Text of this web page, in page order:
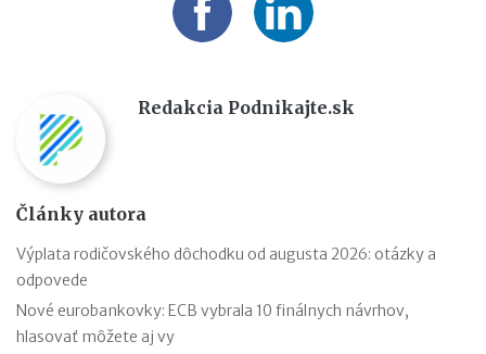
Redakcia Podnikajte.sk
Články autora
Výplata rodičovského dôchodku od augusta 2026: otázky a
odpovede
Nové eurobankovky: ECB vybrala 10 finálnych návrhov,
hlasovať môžete aj vy